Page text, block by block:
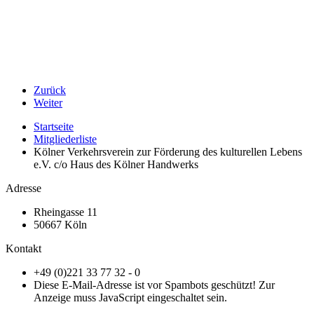
Zurück
Weiter
Startseite
Mitgliederliste
Kölner Verkehrsverein zur Förderung des kulturellen Lebens
e.V. c/o Haus des Kölner Handwerks
Adresse
Rheingasse 11
50667 Köln
Kontakt
+49 (0)221 33 77 32 - 0
Diese E-Mail-Adresse ist vor Spambots geschützt! Zur
Anzeige muss JavaScript eingeschaltet sein.